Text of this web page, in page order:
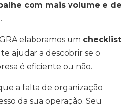
com mais volume e de
.
elaboramos um checklist
ajudar a descobrir se o
é eficiente ou não.
a falta de organização
da sua operação. Seu